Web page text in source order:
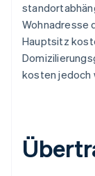
Wohnadresse
Hauptsitz
kosten jedoch